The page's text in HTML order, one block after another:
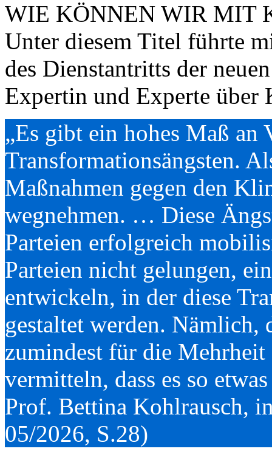
WIE KÖNNEN WIR MIT
Unter diesem Titel führte
des Dienstantritts der
Expertin und Experte über
„Es gibt ein hohes Maß an
Transformationsängsten.
Maßnahmen gegen den
wegnehmen. … Diese
Parteien erfolgreich
Parteien nicht gelungen,
entwickeln, in der diese
gestaltet werden. Nämlich,
zumindest für die
vermitteln, dass es so
Prof. Bettina Kohlrausch,
05/2026, S.28)